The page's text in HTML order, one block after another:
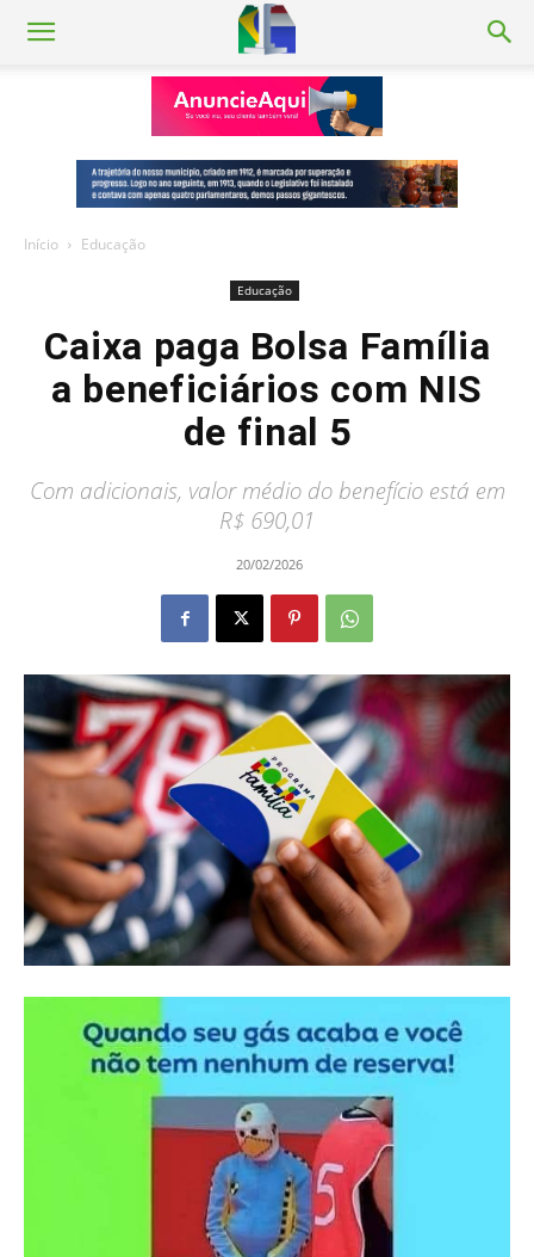
Início Educação
Educação
Caixa paga Bolsa Família
a beneficiários com NIS
de final 5
Com adicionais, valor médio do benefício está em
R$ 690,01
20/02/2026